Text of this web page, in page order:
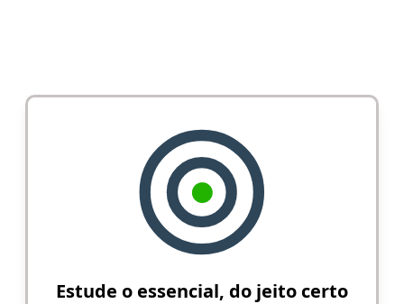
Estude o essencial, do jeito certo